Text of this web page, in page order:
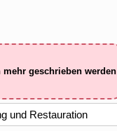
geschrieben werden